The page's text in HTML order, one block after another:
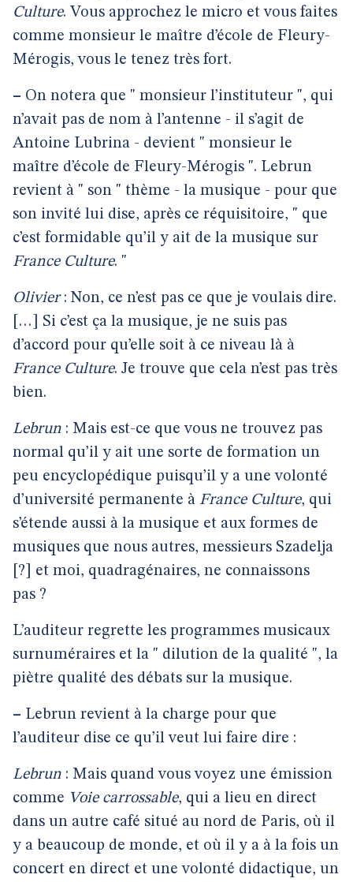
Culture. Vous approchez le micro et vous faites
comme monsieur le maître d’école de Fleury-
Mérogis, vous le tenez très fort.
– On notera que " monsieur l’instituteur ", qui
n’avait pas de nom à l’antenne - il s’agit de
Antoine Lubrina - devient " monsieur le
maître d’école de Fleury-Mérogis ". Lebrun
revient à " son " thème - la musique - pour que
son invité lui dise, après ce réquisitoire, " que
c’est formidable qu’il y ait de la musique sur
France Culture. "
Olivier: Non, ce n’est pas ce que je voulais dire.
[…] Si c’est ça la musique, je ne suis pas
d’accord pour qu’elle soit à ce niveau là à
France Culture. Je trouve que cela n’est pas très
bien.
Lebrun : Mais est-ce que vous ne trouvez pas
normal qu’il y ait une sorte de formation un
peu encyclopédique puisqu’il y a une volonté
d’université permanente à France Culture, qui
s’étende aussi à la musique et aux formes de
musiques que nous autres, messieurs Szadelja
[?] et moi, quadragénaires, ne connaissons
pas ?
L’auditeur regrette les programmes musicaux
surnuméraires et la " dilution de la qualité ", la
piètre qualité des débats sur la musique.
– Lebrun revient à la charge pour que
l’auditeur dise ce qu’il veut lui faire dire :
Lebrun : Mais quand vous voyez une émission
comme Voie carrossable, qui a lieu en direct
dans un autre café situé au nord de Paris, où il
y a beaucoup de monde, et où il y a à la fois un
concert en direct et une volonté didactique, un